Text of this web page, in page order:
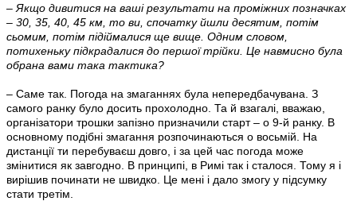
– Якщо дивитися на ваші результати на проміжних позначках
– 30, 35, 40, 45 км, то ви, спочатку йшли десятим, потім
сьомим, потім підіймалися ще вище. Одним словом,
потихеньку підкрадалися до першої трійки. Це навмисно була
обрана вами така тактика?
– Саме так. Погода на змаганнях була непередбачувана. З
самого ранку було досить прохолодно. Та й взагалі, вважаю,
організатори трошки запізно призначили старт – о 9-й ранку. В
основному подібні змагання розпочинаються о восьмій. На
дистанції ти перебуваєш довго, і за цей час погода може
змінитися як завгодно. В принципі, в Римі так і сталося. Тому я і
вирішив починати не швидко. Це мені і дало змогу у підсумку
стати третім.